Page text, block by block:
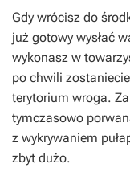
Gdy wrócisz do
już gotowy wysłać
wykonasz w
po chwili
terytorium wroga.
tymczasowo
z wykrywaniem
zbyt dużo.